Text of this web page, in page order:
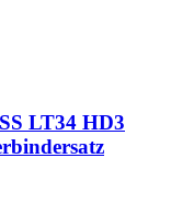
LT34 HD3